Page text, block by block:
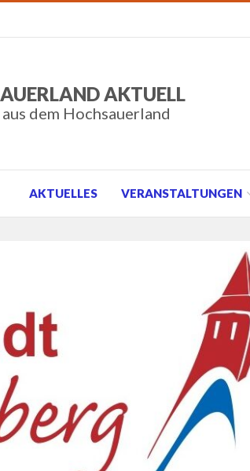
AKTUELL
dem Hochsauerland
AKTUELLES VERANSTALTUNGEN